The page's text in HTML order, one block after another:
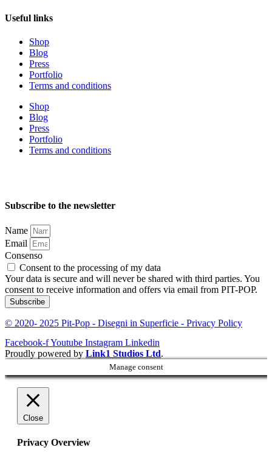
Useful links
Shop
Blog
Press
Portfolio
Terms and conditions
Shop
Blog
Press
Portfolio
Terms and conditions
Subscribe to the newsletter
Name
Email
Consenso
Consent to the processing of my data
Your data is secure and will never be shared with third parties. You
consent to receive information and offers via email from PIT-POP.
Subscribe
© 2020- 2025 Pit-Pop - Disegni in Superficie - Privacy Policy
Facebook-fYoutube Instagram Linkedin
Proudly powered by Link1 Studios Ltd.
Manage consent
Close
Privacy Overview